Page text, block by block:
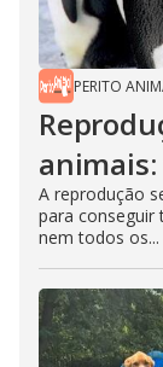
PERITO
A reprodução
para conseguir
nem todos os...